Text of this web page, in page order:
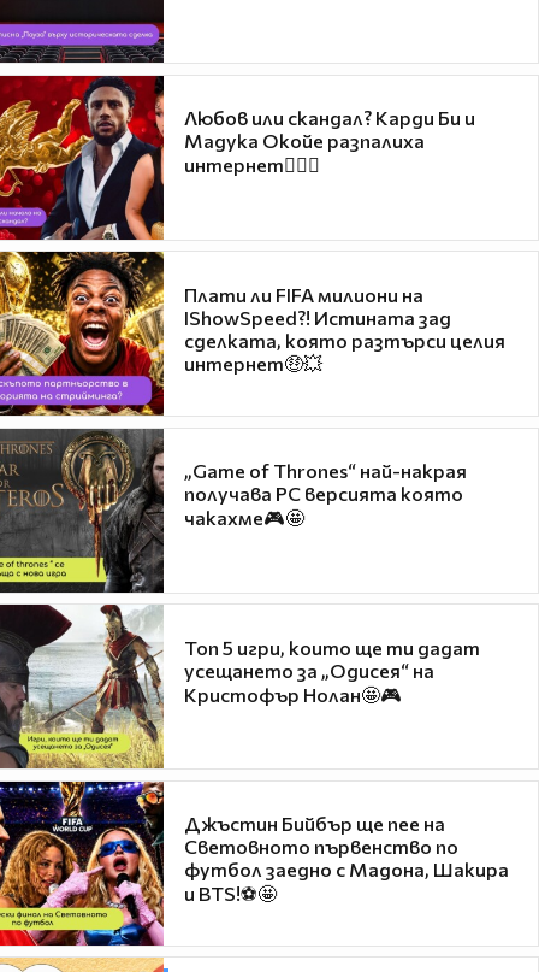
Любов или скандал? Карди Би и
Мадука Окойе разпалиха
интернет❤️‍🔥🔥
Плати ли FIFA милиони на
IShowSpeed?! Истината зад
сделката, която разтърси целия
интернет🤑💥
„Game of Thrones“ най-накрая
получава PC версията която
чакахме🎮🤩
Топ 5 игри, които ще ти дадат
усещането за „Одисея“ на
Кристофър Нолан🤩🎮
Джъстин Бийбър ще пее на
Световното първенство по
футбол заедно с Мадона, Шакира
и BTS!⚽🤩